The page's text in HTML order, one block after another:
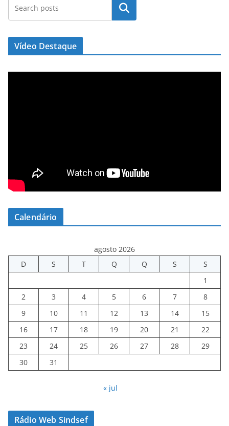
Pesquisar
Vídeo Destaque
Calendário
agosto 2026
D
S T Q Q S
S
1
2
3 4 5 6 7
8
9
10 11 12 13 14
15
16
17 18 19 20 21
22
23
24 25 26 27 28
29
30
31
« jul
Rádio Web Sindsef